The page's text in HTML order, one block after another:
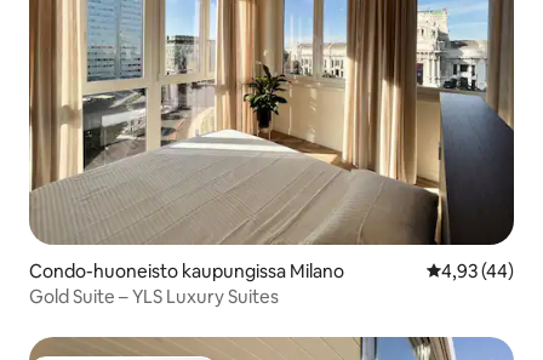
Condo-huoneisto kaupungissa Milano
4,93 (44)
Gold Suite – YLS Luxury Suites